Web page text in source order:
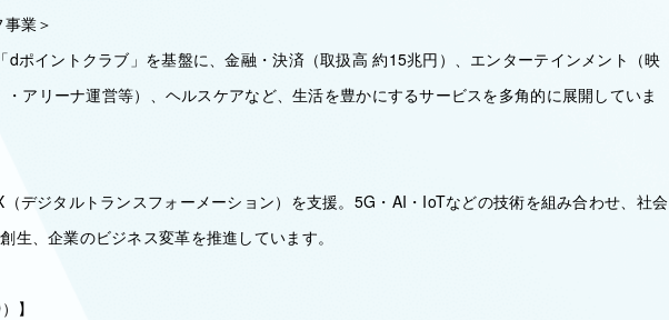
業＞
dポイントクラブ」を基盤に、金融・決済（取扱高 約15兆円）、エンターテインメント（映
アリーナ運営等）、ヘルスケアなど、生活を豊かにするサービスを多角的に展開していま
デジタルトランスフォーメーション）を支援。5G・AI・IoTなどの技術を組み合わせ、社会
生、企業のビジネス変革を推進しています。
】